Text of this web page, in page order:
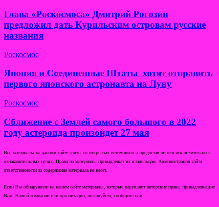
Глава «Роскосмоса» Дмитрий Рогозин
предложил дать Курильским островам русские
названия
Роскосмос
Япония и Соединенные Штаты хотят отправить
первого японского астронавта на Луну
Роскосмос
Сближение с Землей самого большого в 2022
году астероида произойдет 27 мая
Все материалы на данном сайте взяты из открытых источников и предоставляются исключительно в
ознакомительных целях. Права на материалы принадлежат их владельцам. Администрация сайта
ответственности за содержание материала не несет.
Если Вы обнаружили на нашем сайте материалы, которые нарушают авторские права, принадлежащие
Вам, Вашей компании или организации, пожалуйста, сообщите нам.